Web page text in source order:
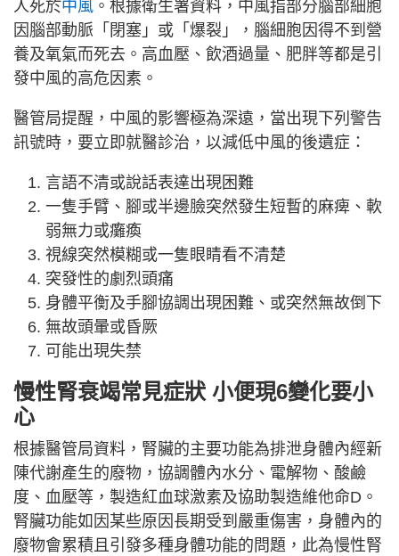
人死於中風 。根據衛生署資料，中風指部分腦部細胞
因腦部動脈「閉塞」或「爆裂」，腦細胞因得不到營
養及氧氣而死去。高血壓、飲酒過量、肥胖等都是引
發中風的高危因素。
醫管局提醒，中風的影響極為深遠，當出現下列警告
訊號時，要立即就醫診治，以減低中風的後遺症：
言語不清或說話表達出現困難
一隻手臂、腳或半邊臉突然發生短暫的麻痺、軟
弱無力或癱瘓
視線突然模糊或一隻眼睛看不清楚
突發性的劇烈頭痛
身體平衡及手腳協調出現困難、或突然無故倒下
無故頭暈或昏厥
可能出現失禁
慢性腎衰竭常見症狀 小便現6變化要小
心
根據醫管局資料，腎臟的主要功能為排泄身體內經新
陳代謝產生的廢物，協調體內水分、電解物、酸鹼
度、血壓等，製造紅血球激素及協助製造維他命D。
腎臟功能如因某些原因長期受到嚴重傷害，身體內的
廢物會累積且引發多種身體功能的問題，此為慢性腎